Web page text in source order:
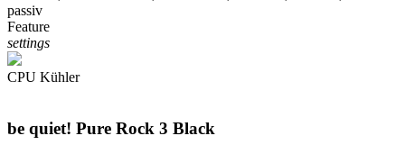
passiv
Feature
settings
CPU Kühler
be quiet! Pure Rock 3 Black